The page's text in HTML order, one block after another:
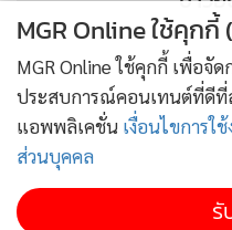
MGR Online ใช้คุกกี้
MGR Online ใช้คุกกี้ เพื่อจั
ประสบการณ์คอนเทนต์ที่ดีที่
แอพพลิเคชั่น เงื่อนไขการใ
ส่วนบุคคล
รั